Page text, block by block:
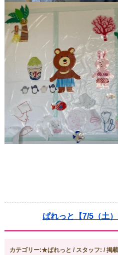
ぱれっと【7/5（土
カテゴリー:★ぱれっと / スタッフ: / 掲